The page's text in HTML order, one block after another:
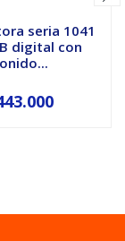
seria 1041
digital con